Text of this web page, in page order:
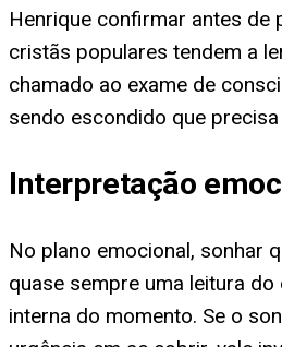
Henrique confirmar antes de
cristãs populares tendem a
chamado ao exame de
sendo escondido que
Interpretação
No plano emocional, sonhar
quase sempre uma leitura
interna do momento. Se o